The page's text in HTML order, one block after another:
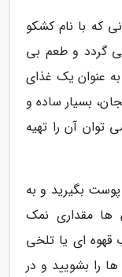
که با نام کشکو
گردد و طعم بی
عنوان یک غذای
بسیار ساده و
آن را تهیه
پوست بگیرید و به
ها مقداری نمک
تا آب قهوه ای یا تلخی
را بشویید و در